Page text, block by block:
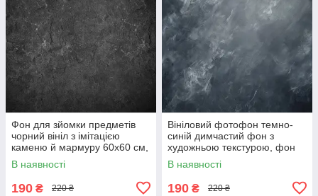
Фон для зйомки предметів
чорний вініл з імітацією
каменю й мармуру 60x60 см,
№550006
В наявності
190 ₴ 220 ₴
Вініловий фотофон темно-
синій димчастий фон з
художньою текстурою, фон
для фото 60x60 см,
№551759
В наявності
190 ₴ 220 ₴